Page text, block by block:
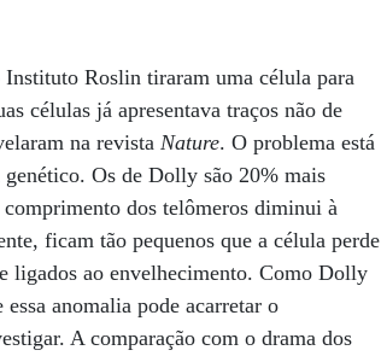
Roslin tiraram uma célula para
células já apresentava traços não de
na revistaNature. O problema está
Os de Dolly são 20% mais
comprimento dos telômeros diminui à
ficam tão pequenos que a célula perde
ligados ao envelhecimento. Como Dolly
anomalia pode acarretar o
A comparação com o drama dos